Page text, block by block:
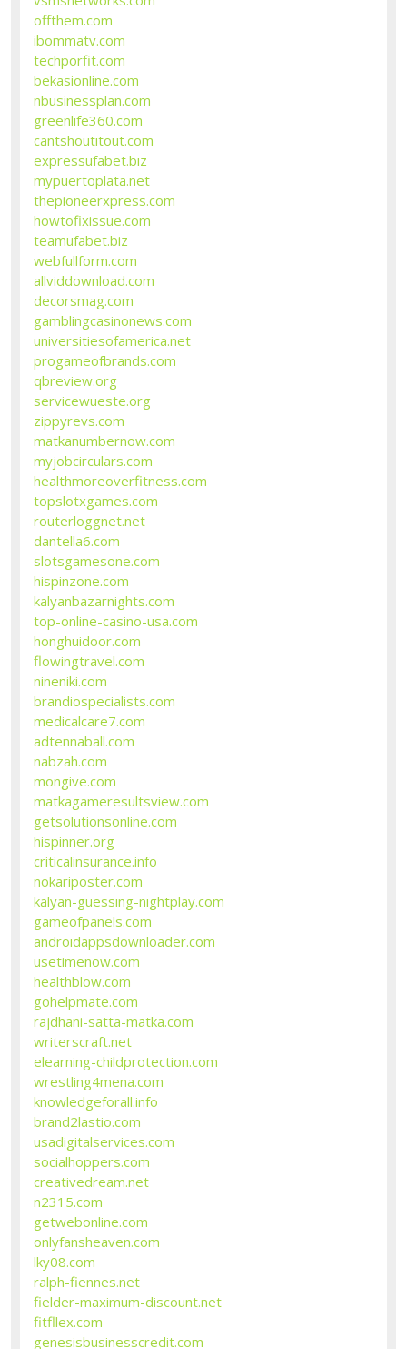
offthem.com
ibommatv.com
techporfit.com
bekasionline.com
nbusinessplan.com
greenlife360.com
cantshoutitout.com
expressufabet.biz
mypuertoplata.net
thepioneerxpress.com
howtofixissue.com
teamufabet.biz
webfullform.com
allviddownload.com
decorsmag.com
gamblingcasinonews.com
universitiesofamerica.net
progameofbrands.com
qbreview.org
servicewueste.org
zippyrevs.com
matkanumbernow.com
myjobcirculars.com
healthmoreoverfitness.com
topslotxgames.com
routerloggnet.net
dantella6.com
slotsgamesone.com
hispinzone.com
kalyanbazarnights.com
top-online-casino-usa.com
honghuidoor.com
flowingtravel.com
nineniki.com
brandiospecialists.com
medicalcare7.com
adtennaball.com
nabzah.com
mongive.com
matkagameresultsview.com
getsolutionsonline.com
hispinner.org
criticalinsurance.info
nokariposter.com
kalyan-guessing-nightplay.com
gameofpanels.com
androidappsdownloader.com
usetimenow.com
healthblow.com
gohelpmate.com
rajdhani-satta-matka.com
writerscraft.net
elearning-childprotection.com
wrestling4mena.com
knowledgeforall.info
brand2lastio.com
usadigitalservices.com
socialhoppers.com
creativedream.net
n2315.com
getwebonline.com
onlyfansheaven.com
lky08.com
ralph-fiennes.net
fielder-maximum-discount.net
fitfllex.com
genesisbusinesscredit.com